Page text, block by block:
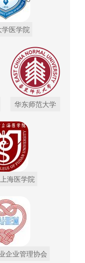
医学院
华东师范大学
海医学院
企业管理协会